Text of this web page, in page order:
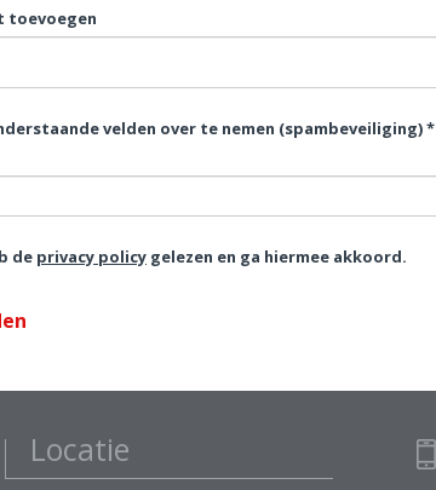
toevoegen
velden over te nemen (spambeveiliging) *
de privacy policy gelezen en ga hiermee akkoord.
Locatie